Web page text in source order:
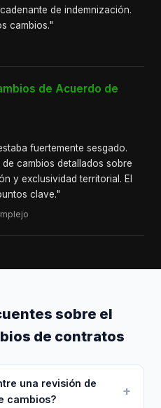
de indemnización.
cambios."
de Acuerdo de
fuertemente sesgado.
cambios detallados sobre
y exclusividad territorial. El
clave."
sobre el
de contratos
una revisión de
cambios?